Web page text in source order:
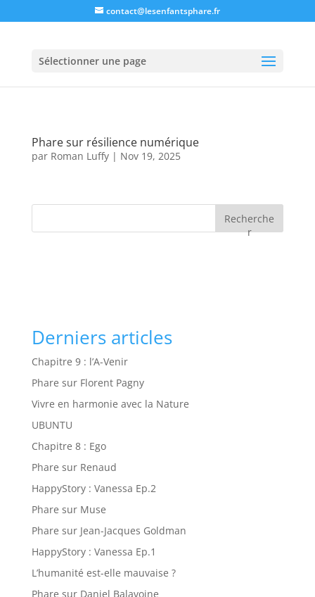
contact@lesenfantsphare.fr
Sélectionner une page
Phare sur résilience numérique
par Roman Luffy| Nov 19, 2025
Recherche
r
Derniers articles
Chapitre 9 : l’A-Venir
Phare sur Florent Pagny
Vivre en harmonie avec la Nature
UBUNTU
Chapitre 8 : Ego
Phare sur Renaud
HappyStory : Vanessa Ep.2
Phare sur Muse
Phare sur Jean-Jacques Goldman
HappyStory : Vanessa Ep.1
L’humanité est-elle mauvaise ?
Phare sur Daniel Balavoine